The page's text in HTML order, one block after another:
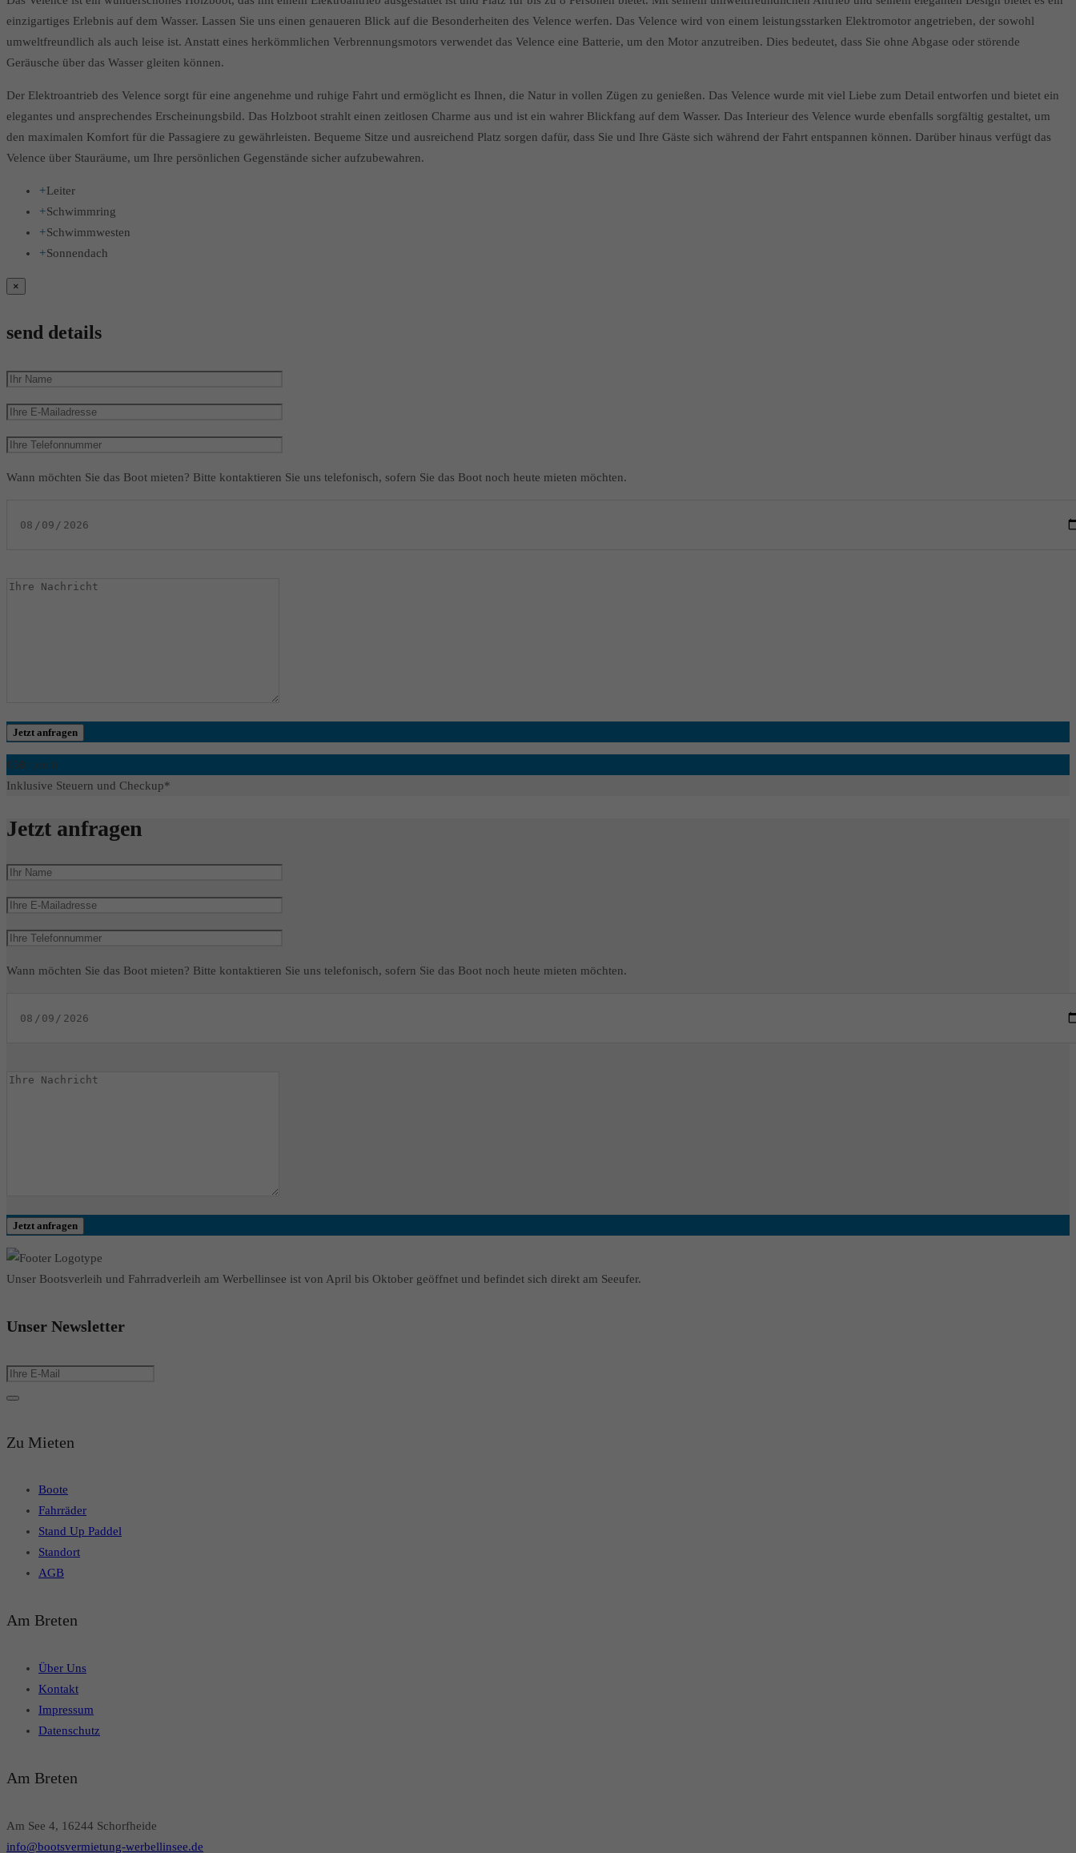
einzigartiges Erlebnis auf dem Wasser. Lassen Sie uns einen genaueren Blick auf die Besonderheiten des Velence werfen. Das Velence wird von einem leistungsstarken Elektromotor angetrieben, der sowohl
umweltfreundlich als auch leise ist. Anstatt eines herkömmlichen Verbrennungsmotors verwendet das Velence eine Batterie, um den Motor anzutreiben. Dies bedeutet, dass Sie ohne Abgase oder störende
Geräusche über das Wasser gleiten können.
Der Elektroantrieb des Velence sorgt für eine angenehme und ruhige Fahrt und ermöglicht es Ihnen, die Natur in vollen Zügen zu genießen. Das Velence wurde mit viel Liebe zum Detail entworfen und bietet ein
elegantes und ansprechendes Erscheinungsbild. Das Holzboot strahlt einen zeitlosen Charme aus und ist ein wahrer Blickfang auf dem Wasser. Das Interieur des Velence wurde ebenfalls sorgfältig gestaltet, um
den maximalen Komfort für die Passagiere zu gewährleisten. Bequeme Sitze und ausreichend Platz sorgen dafür, dass Sie und Ihre Gäste sich während der Fahrt entspannen können. Darüber hinaus verfügt das
Velence über Stauräume, um Ihre persönlichen Gegenstände sicher aufzubewahren.
+Leiter
+Schwimmring
+Schwimmwesten
+Sonnendach
×
send details
Wann möchten Sie das Boot mieten? Bitte kontaktieren Sie uns telefonisch, sofern Sie das Boot noch heute mieten möchten.
Jetzt anfragen
€50/ pro h
Inklusive Steuern und Checkup*
Jetzt anfragen
Wann möchten Sie das Boot mieten? Bitte kontaktieren Sie uns telefonisch, sofern Sie das Boot noch heute mieten möchten.
Jetzt anfragen
Unser Bootsverleih und Fahrradverleih am Werbellinsee ist von April bis Oktober geöffnet und befindet sich direkt am Seeufer.
Unser Newsletter
Zu Mieten
Boote
Fahrräder
Stand Up Paddel
Standort
AGB
Am Breten
Über Uns
Kontakt
Impressum
Datenschutz
Am Breten
Am See 4, 16244 Schorfheide
info@bootsvermietung-werbellinsee.de